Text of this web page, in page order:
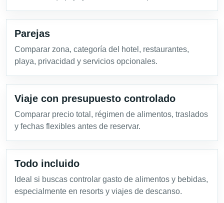
Parejas
Comparar zona, categoría del hotel, restaurantes,
playa, privacidad y servicios opcionales.
Viaje con presupuesto controlado
Comparar precio total, régimen de alimentos, traslados
y fechas flexibles antes de reservar.
Todo incluido
Ideal si buscas controlar gasto de alimentos y bebidas,
especialmente en resorts y viajes de descanso.